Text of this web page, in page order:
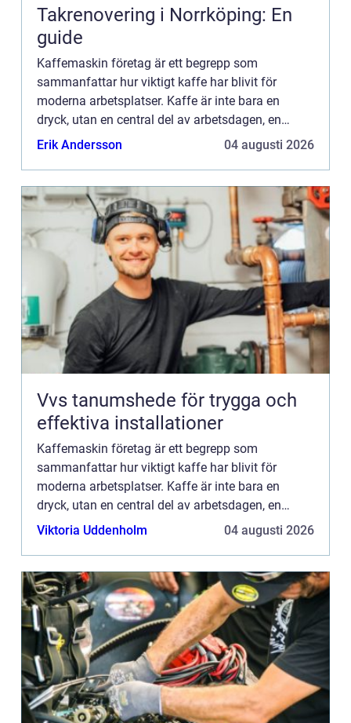
Takrenovering i Norrköping: En
guide
Kaffemaskin företag är ett begrepp som
sammanfattar hur viktigt kaffe har blivit för
moderna arbetsplatser. Kaffe är inte bara en
dryck, utan en central del av arbetsdagen, en
naturlig mötpunkt och en tyst förmån som
Erik Andersson 04 augusti 2026
Vvs tanumshede för trygga och
effektiva installationer
Kaffemaskin företag är ett begrepp som
sammanfattar hur viktigt kaffe har blivit för
moderna arbetsplatser. Kaffe är inte bara en
dryck, utan en central del av arbetsdagen, en
naturlig mötpunkt och en tyst förmån som
Viktoria Uddenholm 04 augusti 2026